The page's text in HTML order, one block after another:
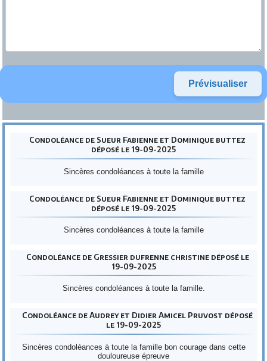
Condoléance de Sueur Fabienne et Dominique buttez
déposé le 19-09-2025
Sincères condoléances à toute la famille
Condoléance de Sueur Fabienne et Dominique buttez
déposé le 19-09-2025
Sincères condoléances à toute la famille
Condoléance de Gressier dufrenne christine déposé le
19-09-2025
Sincères condoléances à toute la famille.
Condoléance de Audrey et Didier Amicel Pruvost déposé
le 19-09-2025
Sincères condoléances à toute la famille bon courage dans cette
douloureuse épreuve